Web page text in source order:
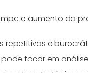
e aumento da
repetitivas e
focar em